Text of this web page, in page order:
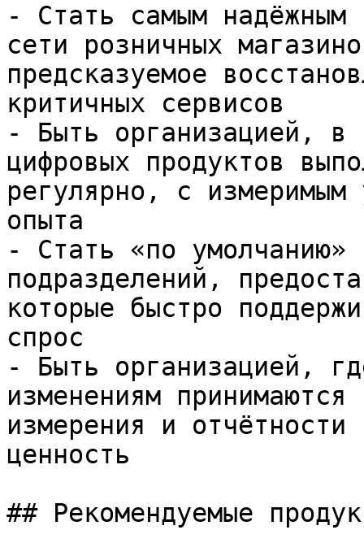
- Стать самым надёжным
сети розничных
предсказуемое
критичных сервисов
- Быть организацией, в
цифровых продуктов
регулярно, с измеримым
опыта
- Стать «по умолчанию»
подразделений,
которые быстро
спрос
- Быть организацией,
изменениям
измерения и
ценность
## Рекомендуемые